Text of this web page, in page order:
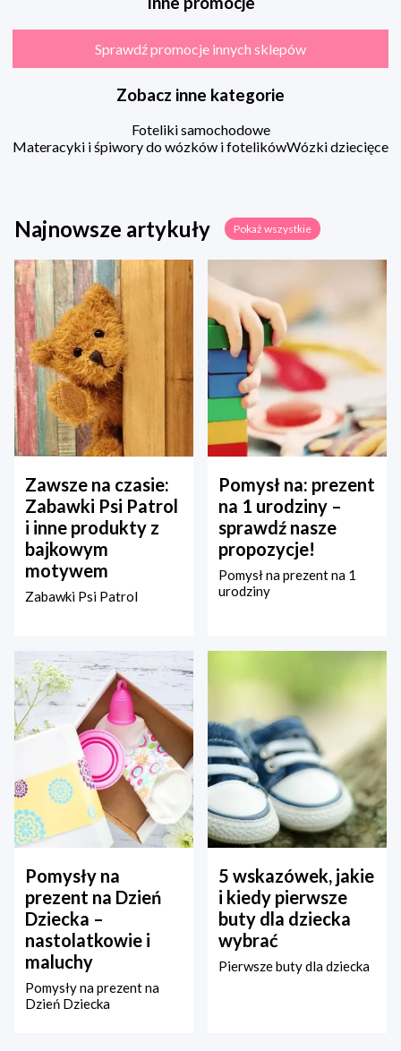
Sprawdź promocje innych sklepów
Zobacz inne kategorie
Foteliki samochodowe
Materacyki i śpiwory do wózków i fotelikówWózki dziecięce
Najnowsze artykuły Pokaż wszystkie
Zawsze na czasie:
Zabawki Psi Patrol
i inne produkty z
bajkowym
motywem
Zabawki Psi Patrol
Pomysł na: prezent
na 1 urodziny –
sprawdź nasze
propozycje!
Pomysł na prezent na 1
urodziny
Pomysły na
prezent na Dzień
Dziecka –
nastolatkowie i
maluchy
Pomysły na prezent na
Dzień Dziecka
5 wskazówek, jakie
i kiedy pierwsze
buty dla dziecka
wybrać
Pierwsze buty dla dziecka